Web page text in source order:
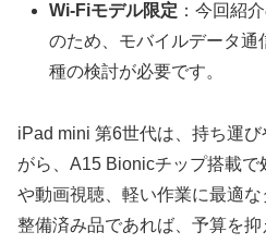
Wi-Fiモデル限定 ：今回紹
のため、モバイルデータ通
種の検討が必要です。
iPad mini 第6世代は、持ち運
がら、A15 Bionicチップ搭載
や動画視聴、軽い作業に最適な
整備済み品であれば、予算を